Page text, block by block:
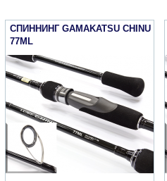
СПИННИНГ GAMAKATSU CHINU
77ML